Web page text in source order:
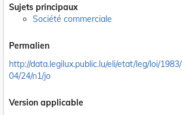
Sujets principaux
Société commerciale
Permalien
http://data.legilux.public.lu/eli/etat/leg/loi/1983/
04/24/n1/jo
Version applicable